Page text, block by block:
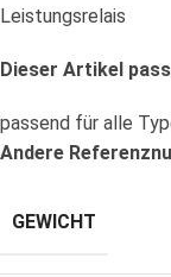
Leistungsrelais
Dieser Artikel
passend für alle
Andere
GEWICHT